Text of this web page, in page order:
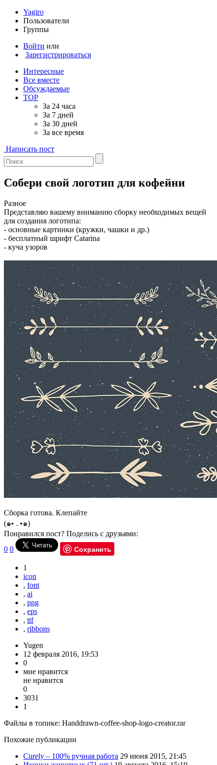
Yagiro
Пользователи
Группы
Войти или
Зарегистрироваться
Интересные
Все вместе
Обсуждаемые
TOP
За 24 часа
За 7 дней
За 30 дней
За все время
Написать пост
Собери свой логотип для кофейни
Разное
Представляю вашему вниманию сборку необходимых вещей
для создания логотипа:
- основные картинки (кружки, чашки и др.)
- бесплатный шрифт Catarina
- куча узоров
Сборка готова. Клепайте
(๑• . •๑)
Понравился пост? Поделись с друзьями:
0 0 Сохранить
1
icon
, font
, ai
, png
, eps
, ttf
, ribbons
Yugen
12 февраля 2016, 19:53
0
мне нравится
не нравится
0
3031
1
Файлы в топике: Handdrawn-coffee-shop-logo-creator.rar
Похожие публикации
Curely – 100% ручная работа 29 июня 2015, 21:45